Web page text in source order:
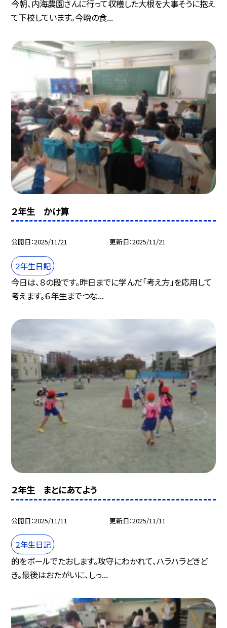
今朝、内海農園さんに行って収穫した大根を大事そうに抱え
て下校しています。今晩の食...
２年生 かけ算
公開日 2025/11/21 更新日 2025/11/21
２年生日記
今日は、８の段です。昨日までに学んだ「考え方」を応用して
考えます。６年生までつな...
２年生 まとにあてよう
公開日 2025/11/11 更新日 2025/11/11
２年生日記
的をボールでたおします。攻守にわかれて、ハラハラどきど
き。最後はおたがいに、しっ...